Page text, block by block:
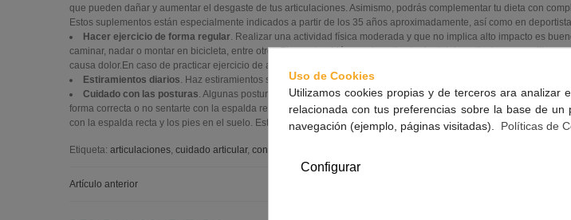
que pueden dañar y aumentar el desgaste de tus articulaciones. Asimismo, podrás complementar tu dieta con
Estos suplementos están especialmente indicados a partir de los 35 años aproximadamente, así como en
Hacer ejercicio de forma regular. Realizar una actividad física moderada y que no implica alto impacto es
caminar, nadar o montar en bicicleta, entre otros.El yoga también ayuda a disminuir el dolor articular ya que librera
causa dolor.En caso de practicar ejercicio de alta intensidad, recuerda respetar los descansos. Así ayudarás a que
Estiramientos diarios. Haz estiramientos suaves cada día para mantener en buen estado tus articulaciones.
Cuidado con las posturas. Algunas posturas pueden ser perjudiciales para nuestras articulaciones como, por
forma correcta o no sentarte con la espalda recta. Lo recomendable es distribuir el peso, flexionar las rodillas a la
con la espalda recta y los pies en el suelo. Esto te ayudará a mantener tus articulaciones sanas por más tiempo.
Etiqueta: articulaciones, cuidado articular, consejos para cuidar las articul
Artículo anterior
Uso de Cookies
Utilizamos cookies propias y de terceros ara analizar
relacionada con tus preferencias sobre la base de
navegación (ejemplo, páginas visitadas). Políticas de
Configurar